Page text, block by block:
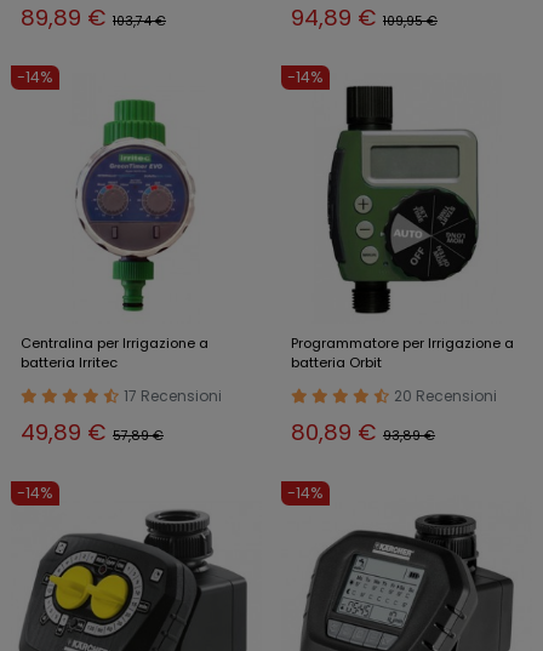
89,89 € 103,74 € 94,89 € 109,95 €
-14%
Centralina per Irrigazione a
batteria Irritec
17 Recensioni
49,89 € 57,89 €
-14%
Programmatore per Irrigazione a
batteria Orbit
20 Recensioni
80,89 € 93,89 €
-14% -14%